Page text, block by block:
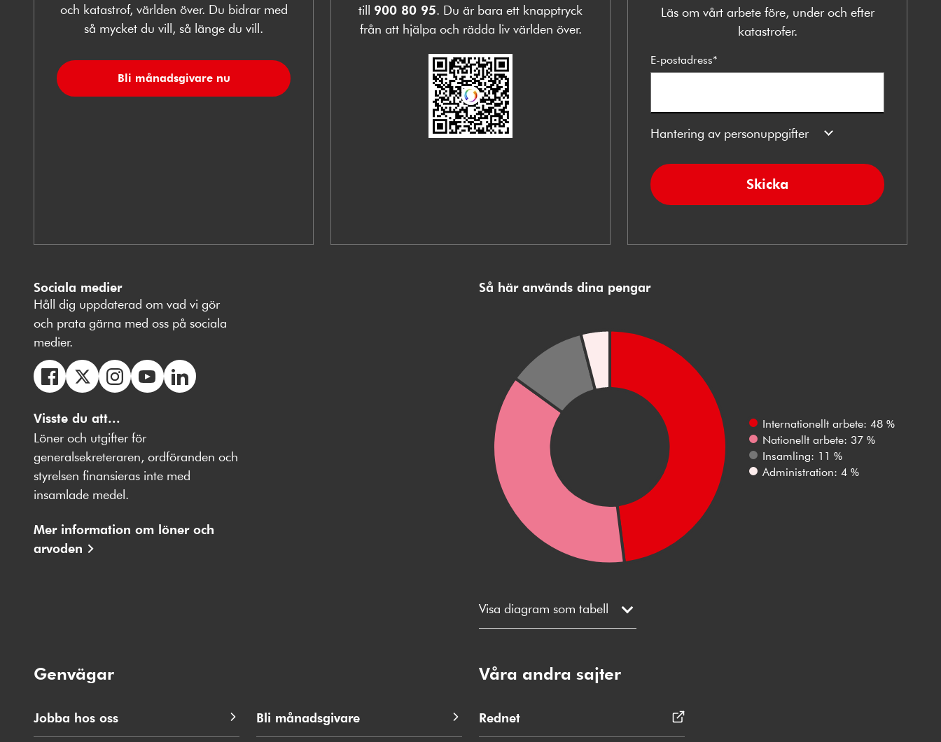
och katastrof, världen över. Du bidrar med
så mycket du vill, så länge du vill.
Bli månadsgivare nu
till 900 80 95. Du är bara ett knapptryck
från att hjälpa och rädda liv världen över.
Läs om vårt arbete före, under och efter
katastrofer.
E-postadress*
Hantering av personuppgifter
Skicka
Sociala medier
Håll dig uppdaterad om vad vi gör
och prata gärna med oss på sociala
medier.
oss
på
Facebbok
oss
på
X
oss
på
Instagram
på
YoutubeLinkedIn
Visste du att...
Löner och utgifter för
generalsekreteraren, ordföranden och
styrelsen finansieras inte med
insamlade medel.
Mer information om löner och
arvoden
Så här används dina pengar
Internationellt arbete: 48 %
Nationellt arbete: 37 %
Insamling: 11 %
Administration: 4 %
Visa diagram som tabell
Genvägar
Jobba hos oss Bli månadsgivare
Våra andra sajter
Rednet
i